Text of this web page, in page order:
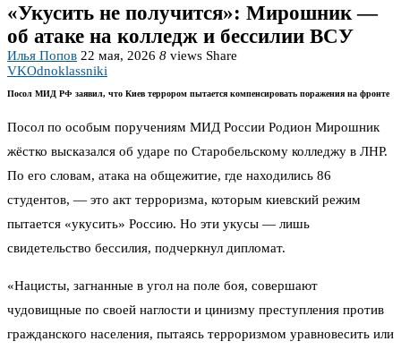
«Укусить не получится»: Мирошник —
об атаке на колледж и бессилии ВСУ
Илья Попов 22 мая, 2026 8 views Share
VKOdnoklassniki
Посол МИД РФ заявил, что Киев террором пытается компенсировать поражения на фронте
Посол по особым поручениям МИД России Родион Мирошник
жёстко высказался об ударе по Старобельскому колледжу в ЛНР.
По его словам, атака на общежитие, где находились 86
студентов, — это акт терроризма, которым киевский режим
пытается «укусить» Россию. Но эти укусы — лишь
свидетельство бессилия, подчеркнул дипломат.
«Нацисты, загнанные в угол на поле боя, совершают
чудовищные по своей наглости и цинизму преступления против
гражданского населения, пытаясь терроризмом уравновесить или